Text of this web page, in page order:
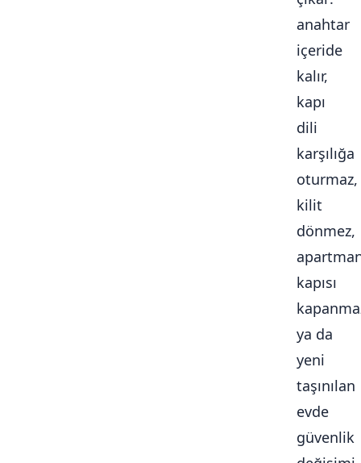
anahtar
içeride
kalır,
kapı
dili
karşılığa
oturmaz,
kilit
dönmez,
kapısı
ya da
yeni
taşınılan
evde
güvenlik